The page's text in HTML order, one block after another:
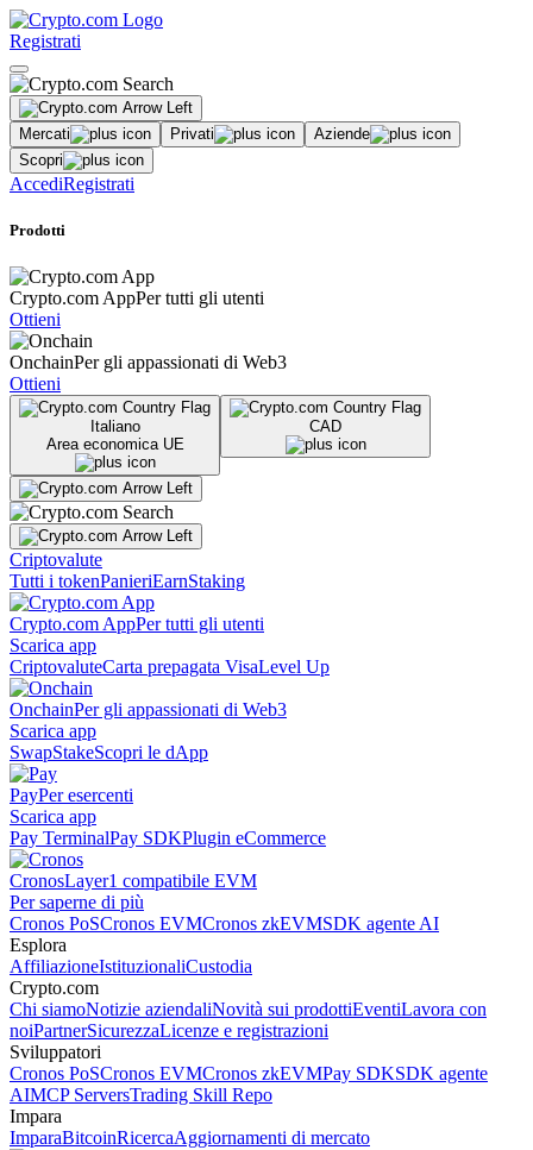
Registrati
Mercati Privati
Aziende
Scopri
AccediRegistrati
Prodotti
Crypto.com AppPer tutti gli utenti
Ottieni
OnchainPer gli appassionati di Web3
Ottieni
Italiano
Area economica UE
CAD
Criptovalute
Tutti i tokenPanieriEarnStaking
Crypto.com AppPer tutti gli utenti
Scarica app
CriptovaluteCarta prepagata VisaLevel Up
OnchainPer gli appassionati di Web3
Scarica app
SwapStakeScopri le dApp
PayPer esercenti
Scarica app
Pay TerminalPay SDKPlugin eCommerce
CronosLayer1 compatibile EVM
Per saperne di più
Cronos PoSCronos EVMCronos zkEVMSDK agente AI
Esplora
AffiliazioneIstituzionaliCustodia
Crypto.com
Chi siamoNotizie aziendaliNovità sui prodottiEventiLavora con
noiPartnerSicurezzaLicenze e registrazioni
Sviluppatori
Cronos PoSCronos EVMCronos zkEVMPay SDKSDK agente
AIMCP ServersTrading Skill Repo
Impara
ImparaBitcoinRicercaAggiornamenti di mercato